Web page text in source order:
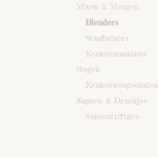
Mixen & Mengen
Blenders
Staafmixers
Keukenmachines
Wegen
Keukenweegschalen
Sappen & Drankjes
Sapcentrifuges